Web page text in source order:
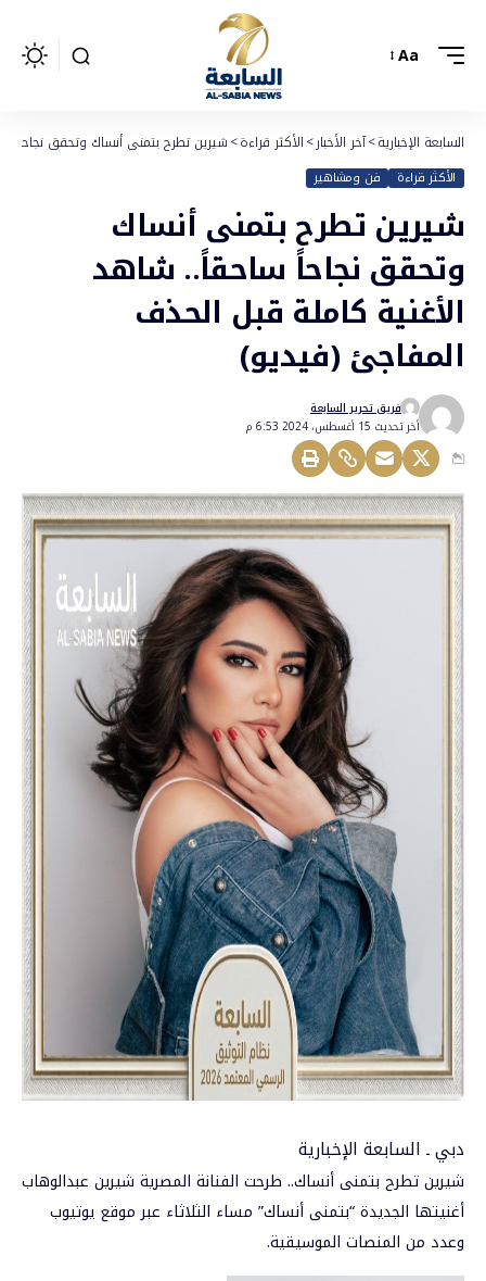
Aa
السابعة الإخبارية>آخر الأخبار>الأكثر قراءة>شيرين تطرح بتمنى أنساك وتحقق نجاحاً
الأكثر قراءة فن ومشاهير
شيرين تطرح بتمنى أنساك
وتحقق نجاحاً ساحقاً.. شاهد
الأغنية كاملة قبل الحذف
المفاجئ (فيديو)
أخر تحديث 15 أغسطس، 2024 6:53 م
فريق تحرير السابعة
دبي ـ السابعة الإخبارية
شيرين تطرح بتمنى أنساك.. طرحت الفنانة المصرية شيرين عبدالوهاب
أغنيتها الجديدة “بتمنى أنساك” مساء الثلاثاء عبر موقع يوتيوب
وعدد من المنصات الموسيقية.